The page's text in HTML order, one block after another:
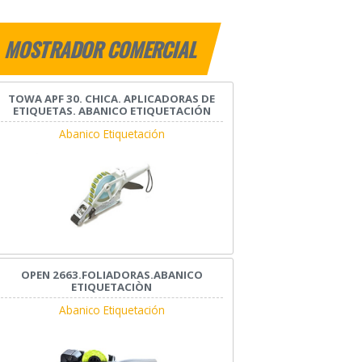
MOSTRADOR COMERCIAL
TOWA APF 30. CHICA. APLICADORAS DE
ETIQUETAS. ABANICO ETIQUETACIÓN
Abanico Etiquetación
OPEN 2663.FOLIADORAS.ABANICO
ETIQUETACIÒN
Abanico Etiquetación